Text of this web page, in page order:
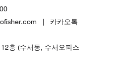
| 카카오톡
층 (수서동, 수서오피스